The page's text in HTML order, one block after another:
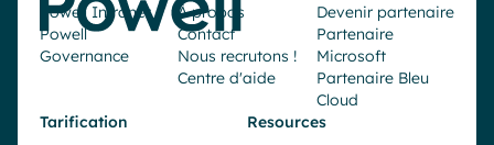
Powell Intranet
Powell
Governance
À propos
Contact
Nous recrutons !
Centre d'aide
Devenir partenaire
Partenaire
Microsoft
Partenaire Bleu
Cloud
Tarification
Resources